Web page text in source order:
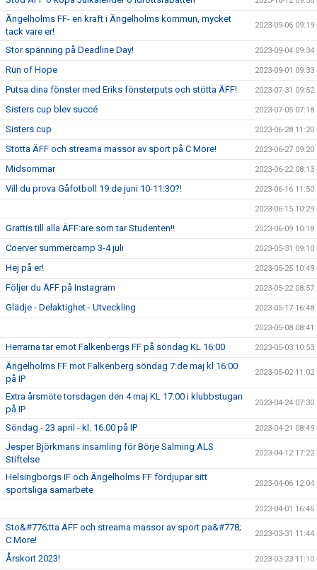
Ängelholms FF- en kraft i Ängelholms kommun, mycket
tack vare er!
2023-09-06 09:19
Stor spänning på Deadline Day! 2023-09-04 09:34
Run of Hope 2023-09-01 09:33
Putsa dina fönster med Eriks fönsterputs och stötta ÄFF! 2023-07-31 09:52
Sisters cup blev succé 2023-07-05 07:18
Sisters cup 2023-06-28 11:20
Stötta ÄFF och streama massor av sport på C More! 2023-06-27 09:20
Midsommar 2023-06-22 08:13
Vill du prova Gåfotboll 19:de juni 10-11:30?! 2023-06-16 11:50
2023-06-15 10:29
Grattis till alla ÄFF:are som tar Studenten!! 2023-06-09 10:18
Coerver summercamp 3-4 juli 2023-05-31 09:10
Hej på er! 2023-05-25 10:49
Följer du ÄFF på Instagram 2023-05-22 08:57
Glädje - Delaktighet - Utveckling 2023-05-17 16:48
2023-05-08 08:41
Herrarna tar emot Falkenbergs FF på söndag KL 16:00 2023-05-03 10:53
Ängelholms FF mot Falkenberg söndag 7:de maj kl 16:00
på IP
2023-05-02 11:02
Extra årsmöte torsdagen den 4 maj KL 17:00 i klubbstugan
på IP
2023-04-24 07:30
Söndag - 23 april - kl. 16.00 på IP 2023-04-21 08:49
Jesper Björkmans insamling för Börje Salming ALS
Stiftelse
2023-04-12 17:22
Helsingborgs IF och Ängelholms FF fördjupar sitt
sportsliga samarbete
2023-04-06 12:04
2023-04-01 16:46
Sto&#776;tta ÄFF och streama massor av sport pa&#778;
C More!
2023-03-31 11:44
Årskort 2023! 2023-03-23 11:10